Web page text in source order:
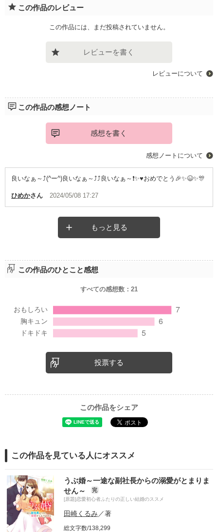
この作品のレビュー
この作品には、まだ投稿されていません。
レビューを書く
レビューについて
この作品の感想ノート
感想を書く
感想ノートについて
良いなぁ～⤴️(^ー^)良いなぁ～⤴️⤴️良いなぁ～❗✨♥️おめでとう🎉✨😆✨🎊
ひめかさん 2024/05/08 17:27
もっと見る
この作品のひとこと感想
すべての感想数： 21
投票する
この作品をシェア
この作品を見ている人にオススメ
うぶ婚～一途な副社長からの溺愛がとまりま
せん～
完
[原題]恋愛初心者ふたりの正しい結婚のススメ
田崎くるみ ／著
総文字数/138,299